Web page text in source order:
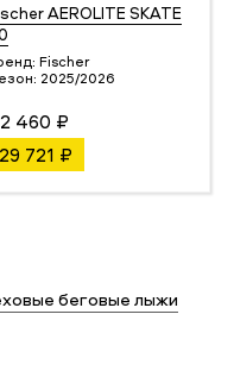
AEROLITE SKATE
Fischer
2025/2026
460 ₽
29 721 ₽
беговые лыжи